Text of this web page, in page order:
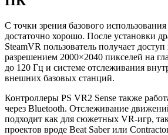
С точки зрения базового
достаточно хорошо. После установки
SteamVR пользователь получает
разрешением 2000×2040 пикселей на
до 120 Гц и системе отслеживания
внешних базовых станций.
Контроллеры PS VR2 Sense также
через Bluetooth. Отслеживание
подходит как для сюжетных VR-игр,
проектов вроде Beat Saber или